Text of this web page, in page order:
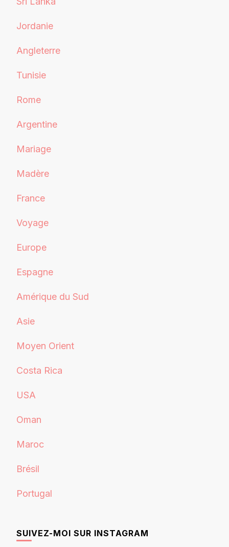
Jordanie
Angleterre
Tunisie
Rome
Argentine
Mariage
Madère
France
Voyage
Europe
Espagne
Amérique du Sud
Asie
Moyen Orient
Costa Rica
USA
Oman
Maroc
Brésil
Portugal
SUIVEZ-MOI SUR INSTAGRAM